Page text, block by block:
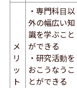
メ
リ
ッ
ト
・専門科目以
外の幅広い知
識を学ぶこと
ができる
・研究活動を
おこうなうこ
とができる